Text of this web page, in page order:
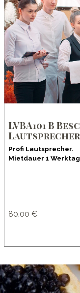
LVBA101 B
Profi Lautsprecher.
Mietdauer 1
80.00 €